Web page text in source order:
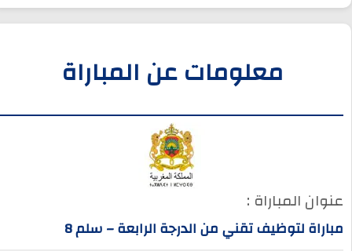
معلومات عن المباراة
عنوان المباراة :
مباراة لتوظيف تقني من الدرجة الرابعة – سلم 8